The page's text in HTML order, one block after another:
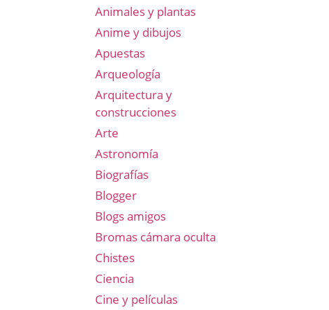
Animales y plantas
Anime y dibujos
Apuestas
Arqueología
Arquitectura y
construcciones
Arte
Astronomía
Biografías
Blogger
Blogs amigos
Bromas cámara oculta
Chistes
Ciencia
Cine y películas